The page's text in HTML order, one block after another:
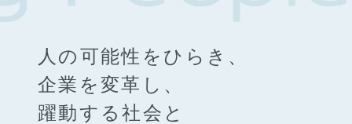
人の可能性をひらき、
企業を変革し、
躍動する社会と